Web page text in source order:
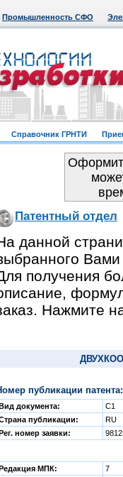
Промышленность СФО
Справочник ГРНТИ
Патентный отдел
данной
Вами
получения
Нажмите
публикации
документа:
C1
публикации:
RU
номер заявки:
МПК:
7